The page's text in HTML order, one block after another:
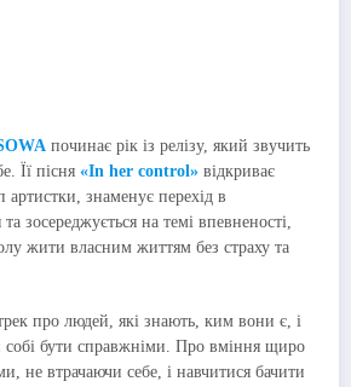
починає рік із релізу, який звучить
Її пісня «In her control» відкриває
знаменує перехід в
зосереджується на темі впевненості,
жити власним життям без страху та
про людей, які знають, ким вони є, і
собі бути справжніми. Про вміння щиро
не втрачаючи себе, і навчитися бачити